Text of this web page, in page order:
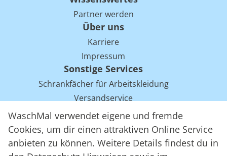
WaschMal verwendet eigene und fremde
Cookies, um dir einen attraktiven Online Service
anbieten zu können. Weitere Details findest du in
Partner werden
Über uns
Karriere
Impressum
Sonstige Services
Schrankfächer für Arbeitskleidung
Versandservice
Einsparpotentiale für Mietwäsche bei Arbeitskleidung
Arbeitskleidung Tracking mit RFID